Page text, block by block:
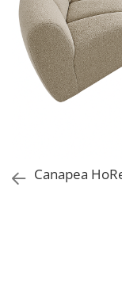
Covoare dormitor
Console dormitor
Fotolii dormitor
Noptiere
Mobila dining
MeseCanapea